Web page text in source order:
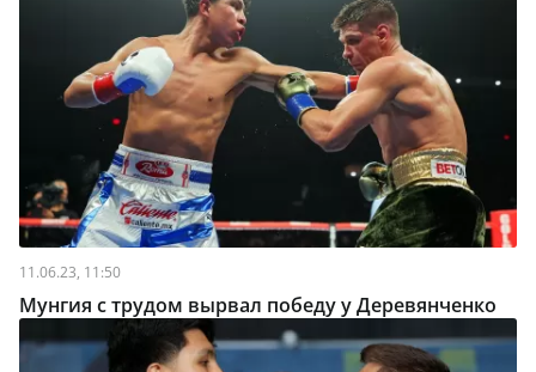
11.06.23, 11:50
Мунгия с трудом вырвал победу у Деревянченко